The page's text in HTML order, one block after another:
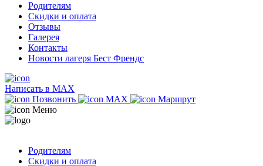
Родителям
Скидки и оплата
Отзывы
Галерея
Контакты
Новости лагеря Бест Френдс
Написать в MAX
Позвонить
MAX
Маршрут
Меню
Родителям
Скидки и оплата